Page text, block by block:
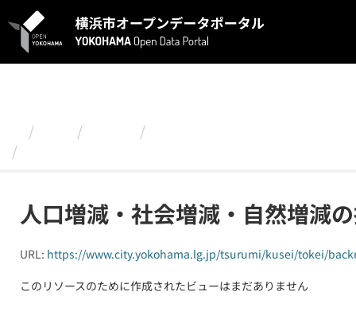
キ
人口増減・社会増減・自然増減
URL: https://www.city.yokohama.lg.jp/tsurumi/kusei/tokei/
このリソースのために作成されたビューはまだありません